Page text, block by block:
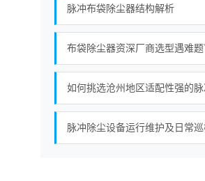
脉冲布袋除尘器结构解析
布袋除尘器资深厂商选型遇难
如何挑选沧州地区适配性强的
脉冲除尘设备运行维护及日常